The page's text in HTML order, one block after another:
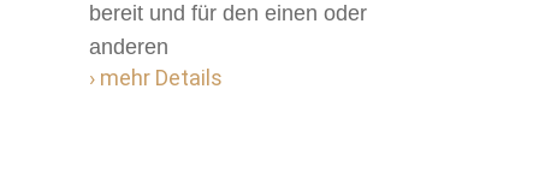
bereit und für den einen oder
anderen
› mehr Details